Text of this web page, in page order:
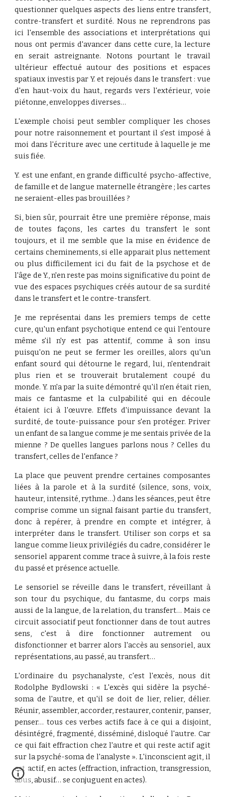
questionner quelques aspects des liens entre transfert,
contre-transfert et surdité. Nous ne reprendrons pas
ici l'ensemble des associations et interprétations qui
nous ont permis d'avancer dans cette cure, la lecture
en serait astreignante. Notons pourtant le travail
ultérieur effectué autour des positions et espaces
spatiaux investis par Y. et rejoués dans le transfert : vue
d'en haut-voix du haut, regards vers l'extérieur, voie
piétonne, enveloppes diverses…
L'exemple choisi peut sembler compliquer les choses
pour notre raisonnement et pourtant il s'est imposé à
moi dans l'écriture avec une certitude à laquelle je me
suis fiée.
Y. est une enfant, en grande difficulté psycho-affective,
de famille et de langue maternelle étrangère ; les cartes
ne seraient-elles pas brouillées ?
Si, bien sûr, pourrait être une première réponse, mais
de toutes façons, les cartes du transfert le sont
toujours, et il me semble que la mise en évidence de
certains cheminements, si elle apparait plus nettement
ou plus difficilement ici du fait de la psychose et de
l'âge de Y., n'en reste pas moins significative du point de
vue des espaces psychiques créés autour de sa surdité
dans le transfert et le contre-transfert.
Je me représentai dans les premiers temps de cette
cure, qu'un enfant psychotique entend ce qui l'entoure
même s'il n'y est pas attentif, comme à son insu
puisqu'on ne peut se fermer les oreilles, alors qu'un
enfant sourd qui détourne le regard, lui, n'entendrait
plus rien et se trouverait brutalement coupé du
monde. Y. m'a par la suite démontré qu'il n'en était rien,
mais ce fantasme et la culpabilité qui en découle
étaient ici à l'œuvre. Effets d'impuissance devant la
surdité, de toute-puissance pour s'en protéger. Priver
un enfant de sa langue comme je me sentais privée de la
mienne ? De quelles langues parlons nous ? Celles du
transfert, celles de l'enfance ?
La place que peuvent prendre certaines composantes
liées à la parole et à la surdité (silence, sons, voix,
hauteur, intensité, rythme…) dans les séances, peut être
comprise comme un signal faisant partie du transfert,
donc à repérer, à prendre en compte et intégrer, à
interpréter dans le transfert. Utiliser son corps et sa
langue comme lieux privilégiés du cadre, considérer le
sensoriel apparent comme trace à suivre, à la fois reste
du passé et présence actuelle.
Le sensoriel se réveille dans le transfert, réveillant à
son tour du psychique, du fantasme, du corps mais
aussi de la langue, de la relation, du transfert… Mais ce
circuit associatif peut fonctionner dans de tout autres
sens, c'est à dire fonctionner autrement ou
disfonctionner et barrer alors l'accès au sensoriel, aux
représentations, au passé, au transfert…
L'ordinaire du psychanalyste, c'est l'excès, nous dit
Rodolphe Bydlowski : « L'excès qui sidère la psyché-
soma de l'autre, et qu'il se doit de lier, relier, délier.
Réunir, assembler, accorder, restaurer, contenir, panser,
penser… tous ces verbes actifs face à ce qui a disjoint,
désintégré, fragmenté, disséminé, disloqué l'autre. Car
ce qui fait effraction chez l'autre et qui reste actif agit
sur la psyché-soma de l'analyste ». L'inconscient agit, il
est actif, en actes (effraction, infraction, transgression,
abus, abusif… se conjuguent en actes).